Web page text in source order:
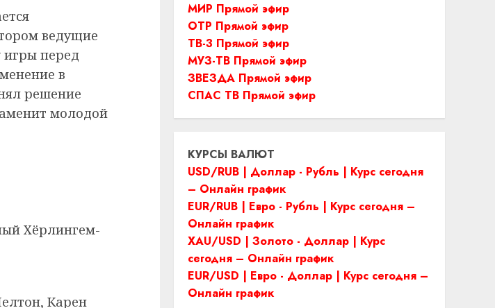
ведущие
перед
в
решение
молодой
Хёрлингем-
Карен
МИР Прямой эфир
ОТР Прямой эфир
ТВ-3 Прямой эфир
МУЗ-ТВ Прямой эфир
ЗВЕЗДА Прямой эфир
СПАС ТВ Прямой эфир
КУРСЫ ВАЛЮТ
USD/RUB | Доллар - Рубль | Курс сегодня
– Онлайн график
EUR/RUB | Евро - Рубль | Курс сегодня –
Онлайн график
XAU/USD | Золото - Доллар | Курс
сегодня – Онлайн график
EUR/USD | Евро - Доллар | Курс сегодня –
Онлайн график